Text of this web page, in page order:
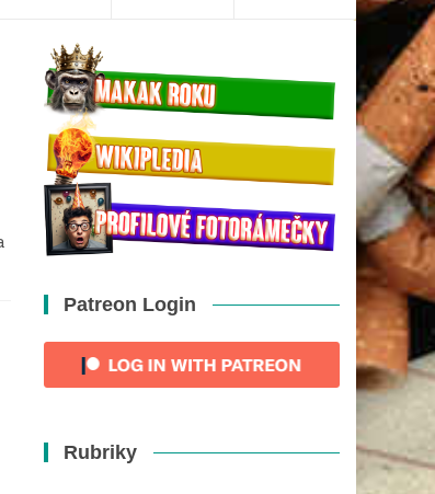
Patreon Login
Rubriky